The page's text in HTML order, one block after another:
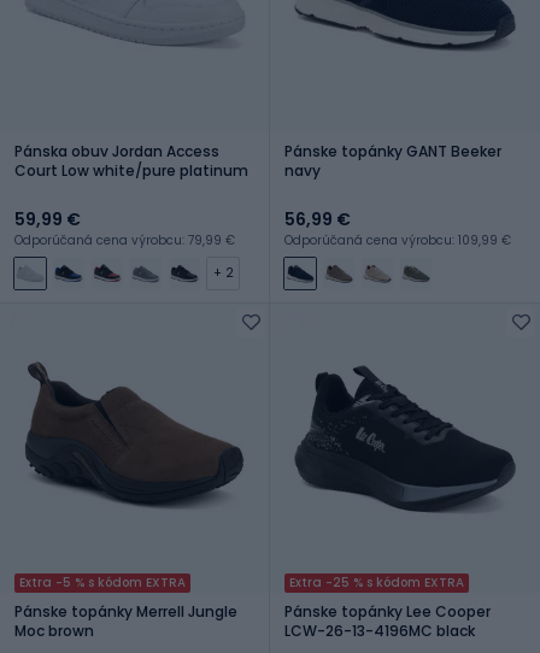
Pánska obuv Jordan Access
Court Low white/pure platinum
59,99 €
Odporúčaná cena výrobcu: 79,99 €
+ 2
Pánske topánky GANT Beeker
navy
56,99 €
Odporúčaná cena výrobcu: 109,99 €
Extra -5 % s kódom EXTRA
Pánske topánky Merrell Jungle
Moc brown
Extra -25 % s kódom EXTRA
Pánske topánky Lee Cooper
LCW-26-13-4196MC black